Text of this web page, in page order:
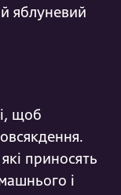
яблуневий
щоб
приносять
і